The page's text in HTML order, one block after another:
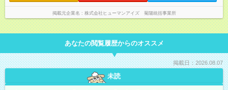
掲載元企業名 株式会社ヒューマンアイズ 菊陽統括事業所
あなたの閲覧履歴からのオススメ
掲載日：2026.08.07
未読